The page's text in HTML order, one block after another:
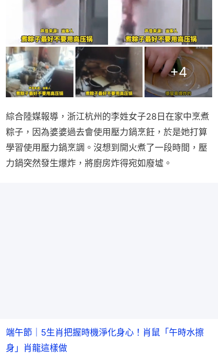
+4
綜合陸媒報導，浙江杭州的李姓女子28日在家中烹煮
粽子，因為婆婆過去會使用壓力鍋烹飪，於是她打算
學習使用壓力鍋烹調。沒想到開火煮了一段時間，壓
力鍋突然發生爆炸，將廚房炸得宛如廢墟。
端午節｜5生肖把握時機淨化身心！肖鼠「午時水擦
身」肖龍這樣做